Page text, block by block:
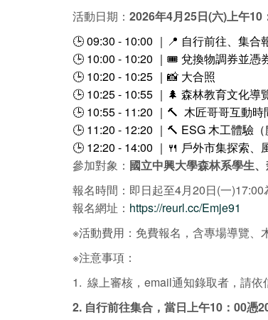
活動日期： 2026年4月25日(六)上午10
🕒 09:30 - 10:00 ｜📍 自行前往、集合
🕒 10:00 - 10:20 ｜🎟️ 兌換物調券並憑
🕒 10:20 - 10:25 ｜📸 大合照
🕒 10:25 - 10:55 ｜🌲 森林教育文化導
🕒 10:55 - 11:20 ｜🔨 木匠哥哥互動時
🕒 11:20 - 12:20 ｜🔨 ESG 木工體驗（
🕒 12:20 - 14:00 ｜🍴 戶外市集探索、
參加對象： 國立中興大學森林系學生
報名時間：即日起至4月20日(一)17:00
報名網址： https://reurl.cc/Emje91
※活動費用：免費報名，含專場導覽、
※注意事項：
1. 線上審核，email通知錄取者，請依
2. 自行前往集合，當日上午10：00憑